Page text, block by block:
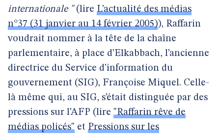
internationale "(lire L’actualité des médias
n°37 (31 janvier au 14 février 2005)), Raffarin
voudrait nommer à la tête de la chaîne
parlementaire, à place d’Elkabbach, l’ancienne
directrice du Service d’information du
gouvernement (SIG), Françoise Miquel. Celle-
là même qui, au SIG, s’était distinguée par des
pressions sur l’AFP (lire "Raffarin rêve de
médias policés" et Pressions sur les